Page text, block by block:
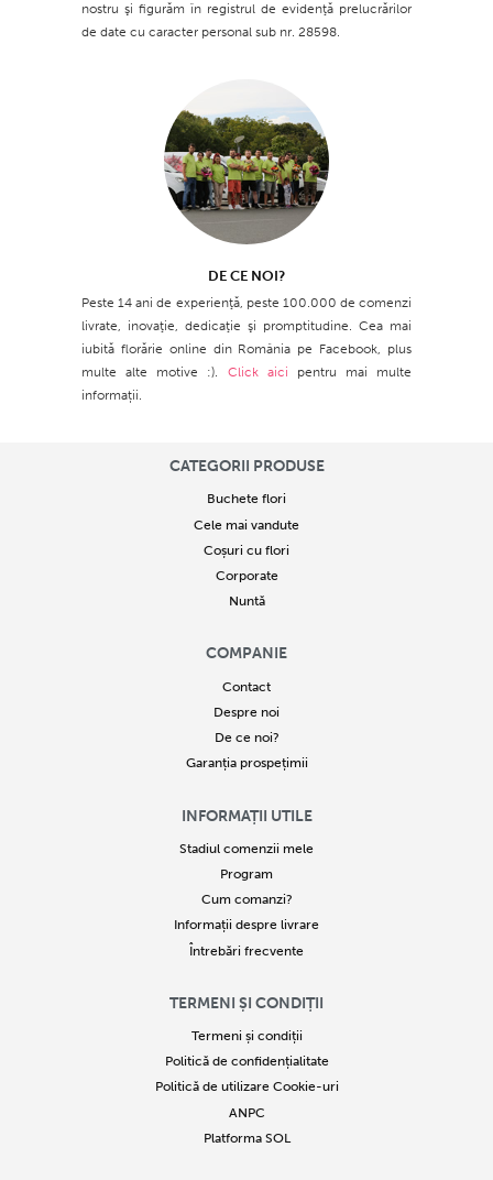
nostru şi figurăm în registrul de evidenţă prelucrărilor
de date cu caracter personal sub nr. 28598.
DE CE NOI?
Peste 14 ani de experienţă, peste 100.000 de comenzi
livrate, inovaţie, dedicaţie şi promptitudine. Cea mai
iubită florărie online din România pe Facebook, plus
multe alte motive :). Click aici pentru mai multe
informații.
CATEGORII PRODUSE
Buchete flori
Cele mai vandute
Coșuri cu flori
Corporate
Nuntă
COMPANIE
Contact
Despre noi
De ce noi?
Garanția prospețimii
INFORMAȚII UTILE
Stadiul comenzii mele
Program
Cum comanzi?
Informații despre livrare
Întrebări frecvente
TERMENI ȘI CONDIȚII
Termeni și condiții
Politică de confidențialitate
Politică de utilizare Cookie-uri
ANPC
Platforma SOL